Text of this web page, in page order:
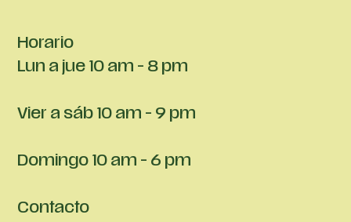
Horario
Lun a jue 10 am - 8 pm
Vier a sáb 10 am - 9 pm
Domingo 10 am - 6 pm
Contacto